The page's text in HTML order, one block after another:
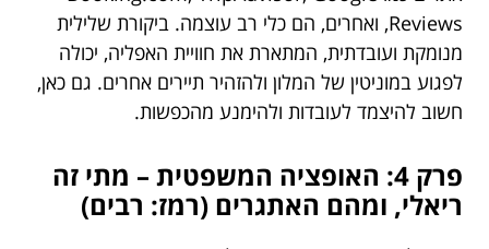
Reviews, ואחרים, הם כלי רב עוצמה. ביקורת שלילית
מנומקת ועובדתית, המתארת את חוויית האפליה, יכולה
לפגוע במוניטין של המלון ולהזהיר תיירים אחרים. גם כאן,
חשוב להיצמד לעובדות ולהימנע מהכפשות.
פרק 4: האופציה המשפטית – מתי זה
ריאלי, ומהם האתגרים (רמז: רבים)